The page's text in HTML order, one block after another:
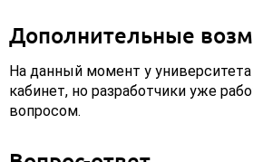
Дополнительные
На данный момент у
кабинет, но разработчики уже
вопросом.